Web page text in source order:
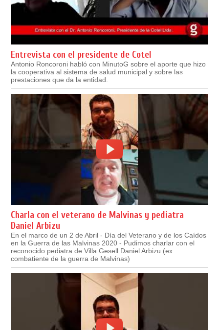
Entrevista con el presidente de Cotel
Antonio Roncoroni habló con MinutoG sobre el aporte que hizo
la cooperativa al sistema de salud municipal y sobre las
prestaciones que da la entidad.
Charla con el veterano de Malvinas y pediatra
Daniel Arbizu
En el marco de un 2 de Abril - Día del Veterano y de los Caídos
en la Guerra de las Malvinas 2020 - Pudimos charlar con el
reconocido pediatra de Villa Gesell Daniel Arbizu (ex
combatiente de la guerra de Malvinas)